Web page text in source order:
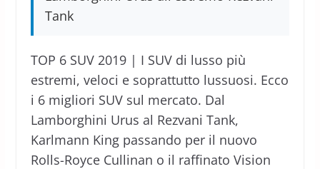
Tank
TOP 6 SUV 2019 | I SUV di lusso più
estremi, veloci e soprattutto lussuosi. Ecco
i 6 migliori SUV sul mercato. Dal
Lamborghini Urus al Rezvani Tank,
Karlmann King passando per il nuovo
Rolls-Royce Cullinan o il raffinato Vision